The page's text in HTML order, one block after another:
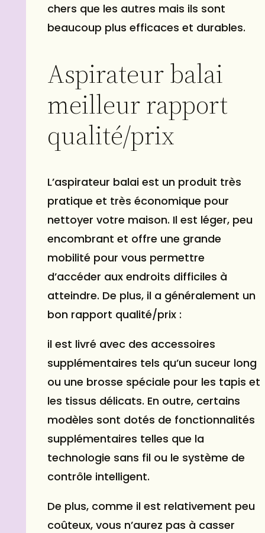
chers que les autres mais ils sont
beaucoup plus efficaces et durables.
Aspirateur balai
meilleur rapport
qualité/prix
L’aspirateur balai est un produit très
pratique et très économique pour
nettoyer votre maison. Il est léger, peu
encombrant et offre une grande
mobilité pour vous permettre
d’accéder aux endroits difficiles à
atteindre. De plus, il a généralement un
bon rapport qualité/prix :
il est livré avec des accessoires
supplémentaires tels qu’un suceur long
ou une brosse spéciale pour les tapis et
les tissus délicats. En outre, certains
modèles sont dotés de fonctionnalités
supplémentaires telles que la
technologie sans fil ou le système de
contrôle intelligent.
De plus, comme il est relativement peu
coûteux, vous n’aurez pas à casser